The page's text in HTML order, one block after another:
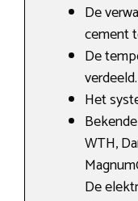
De
cement
De
verdeeld.
Het
WTH,
De